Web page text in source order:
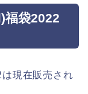
袋2022
現在販売され